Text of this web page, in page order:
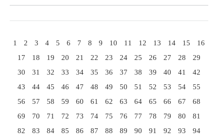
1 2 3 4 5 6 7 8 9 10 11 12 13 14 15
16
17
18 19 20 21 22 23 24 25 26 27 28
29
30
31 32 33 34 35 36 37 38 39 40 41
42
43
44 45 46 47 48 49 50 51 52 53 54
55
56
57 58 59 60 61 62 63 64 65 66 67
68
69
70 71 72 73 74 75 76 77 78 79 80
81
82
83 84 85 86 87 88 89 90 91 92 93
94